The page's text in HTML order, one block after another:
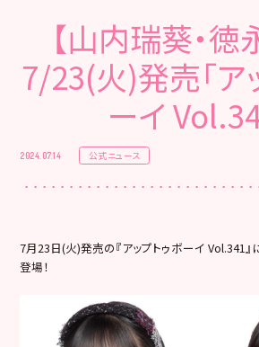
【山内瑞葵・徳
7/23(火)発売「ア
ーイ
2024.07.14 公式ニュース
7月23日(火)発売の『アップトゥボーイ Vol.341』
登場！